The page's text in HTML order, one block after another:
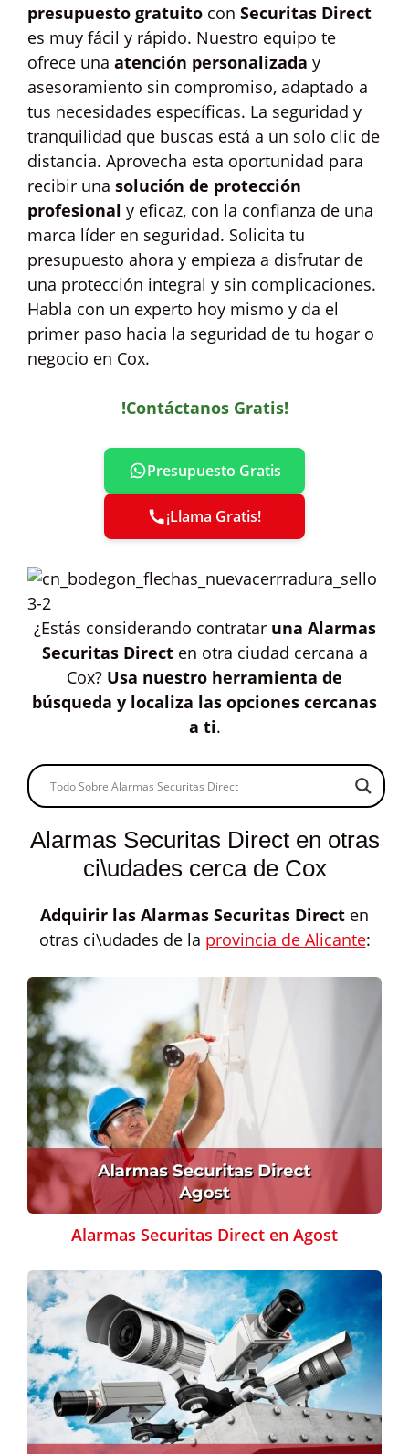
presupuesto gratuito con Securitas Direct
es muy fácil y rápido. Nuestro equipo te
ofrece una atención personalizada y
asesoramiento sin compromiso, adaptado a
tus necesidades específicas. La seguridad y
tranquilidad que buscas está a un solo clic de
distancia. Aprovecha esta oportunidad para
recibir una solución de protección
profesional y eficaz, con la confianza de una
marca líder en seguridad. Solicita tu
presupuesto ahora y empieza a disfrutar de
una protección integral y sin complicaciones.
Habla con un experto hoy mismo y da el
primer paso hacia la seguridad de tu hogar o
negocio en Cox.
!Contáctanos Gratis!
Presupuesto Gratis
¡Llama Gratis!
¿Estás considerando contratar una Alarmas
Securitas Directen otra ciudad cercana a
Cox? Usa nuestro herramienta de
búsqueda y localiza las opciones cercanas
a ti.
Alarmas Securitas Direct en otras
ci\udades cerca de Cox
Adquirir las Alarmas Securitas Direct en
otras ci\udades de la provincia de Alicante:
Alarmas Securitas Direct en Agost